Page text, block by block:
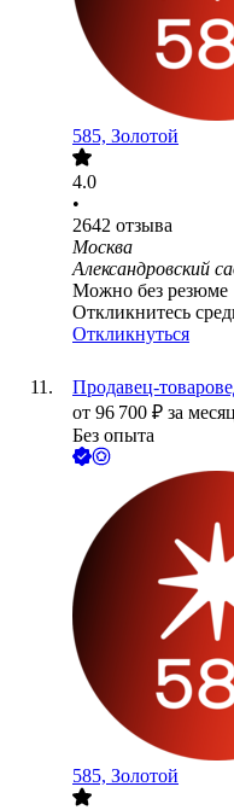
585, Золотой
4.0
•
2642 отзыва
Москва
Александровский
Можно без резюме
Откликнитесь
Откликнуться
Продавец-
от 96 700 ₽ за
Без опыта
585, Золотой